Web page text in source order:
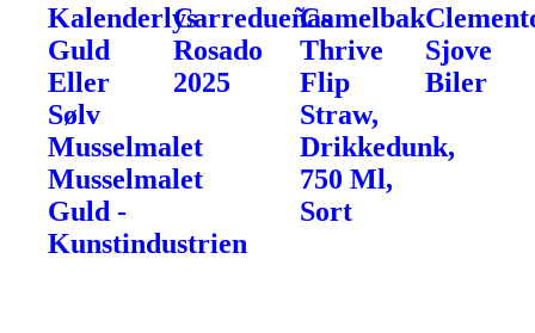
Kalenderlys
Guld
Eller
Sølv
Musselmalet
Musselmalet
Guld -
Kunstindustrien
Carredueñas
Rosado
2025
Camelbak
Thrive
Flip
Straw,
Drikkedunk,
750 Ml,
Sort
Sjove
Biler